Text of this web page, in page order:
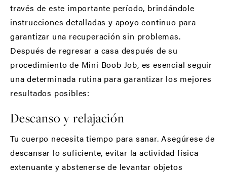
través de este importante período, brindándole
instrucciones detalladas y apoyo continuo para
garantizar una recuperación sin problemas.
Después de regresar a casa después de su
procedimiento de Mini Boob Job, es esencial seguir
una determinada rutina para garantizar los mejores
resultados posibles:
Descanso y relajación
Tu cuerpo necesita tiempo para sanar. Asegúrese de
descansar lo suficiente, evitar la actividad física
extenuante y abstenerse de levantar objetos